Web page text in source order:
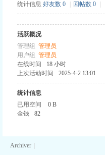
统计信息 好友数 0 回帖数 0
活跃概况
管理组 管理员
用户组 管理员
在线时间
18 小时
上次活动时间
2025-4-2 13:01
统计信息
已用空间
0 B
金钱
82
Archiver